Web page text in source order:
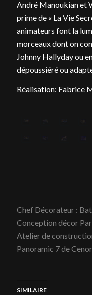
André Manoukian et
prime de « La Vie
animateurs font la
morceaux dont on
Johnny Hallyday ou
dépoussiéré ou
Réalisation: Fabrice
Chef Décorateur :
Conception décor
Atelier de
Panoramic 7 de
SIMILAIRE